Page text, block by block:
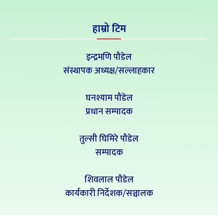
हाम्रो टिम
इन्द्रमणि पौडेल
संस्थापक अध्यक्ष/सल्लाहकार
घनश्याम पौडेल
प्रधान सम्पादक
तुल्सी घिमिरे पौडेल
सम्पादक
शिवलाल पौडेल
कार्यकारी निर्देशक/सञ्चालक